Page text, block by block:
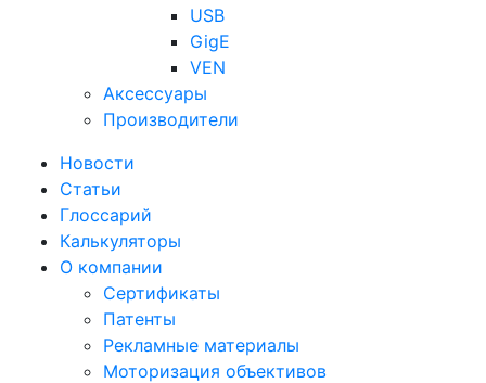
USB
GigE
VEN
Аксессуары
Производители
Новости
Статьи
Глоссарий
Калькуляторы
О компании
Сертификаты
Патенты
Рекламные материалы
Моторизация объективов